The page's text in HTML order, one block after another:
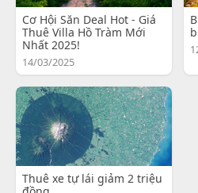
Cơ Hội Săn Deal Hot - Giá
Thuê Villa Hồ Tràm Mới
Nhất 2025!
14/03/2025
Thuê xe tự lái giảm 2 triệu